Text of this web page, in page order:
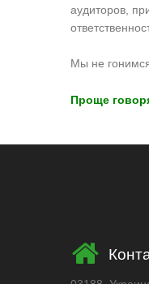
аудиторов,
Мы не
Проще